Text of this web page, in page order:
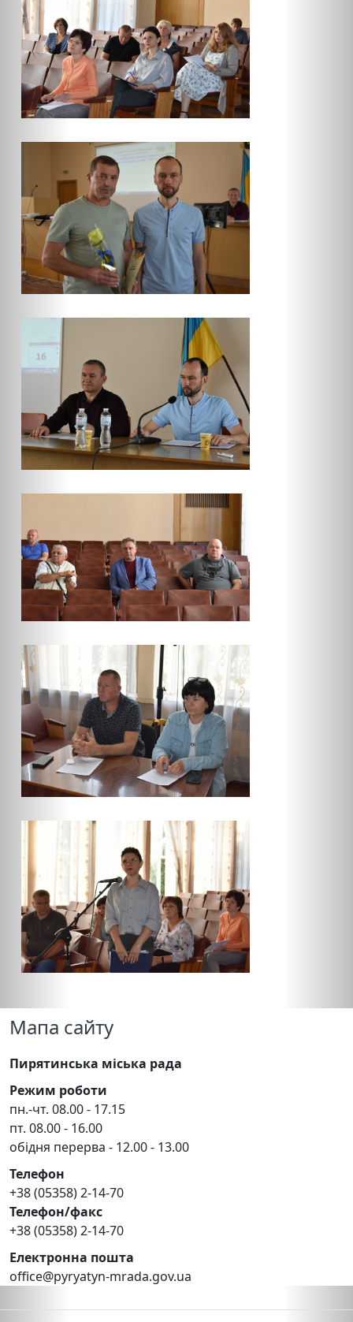
Мапа сайту
Пирятинська міська рада
Режим роботи
пн.-чт. 08.00 - 17.15
пт. 08.00 - 16.00
обідня перерва - 12.00 - 13.00
Телефон
+38 (05358) 2-14-70
Телефон/факс
+38 (05358) 2-14-70
Електронна пошта
office@pyryatyn-mrada.gov.ua